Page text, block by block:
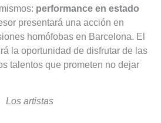
performance en estado
presentará una acción en
homófobas en Barcelona. El
la oportunidad de disfrutar de las
talentos que prometen no dejar
Los artistas